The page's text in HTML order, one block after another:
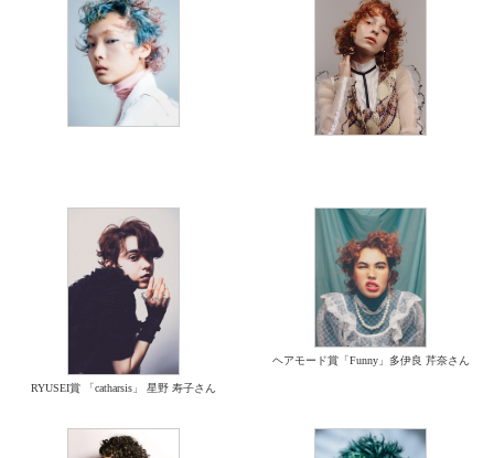
RYUSEI賞 「catharsis」 星野 寿子さん
ヘアモード賞「Funny」多伊良 芹奈さん